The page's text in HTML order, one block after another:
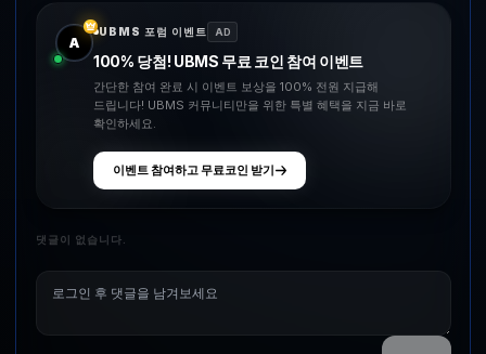
A
UBMS 포럼 이벤트 AD
100% 당첨! UBMS 무료 코인 참여 이벤트
간단한 참여 완료 시 이벤트 보상을 100% 전원 지급해
드립니다! UBMS 커뮤니티만을 위한 특별 혜택을 지금 바로
확인하세요.
이벤트 참여하고 무료코인 받기
댓글이 없습니다.